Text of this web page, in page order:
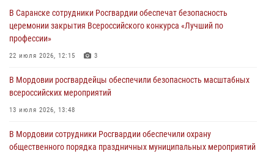
В Саранске по обращению жителей правоохранители отреагировали
незамедлительно
05 августа 2026, 15:04
подозреваемого в причинении телесных повреждений супруге
05 августа 2026, 12:34
проведения масштабного праздника в Темникове
05 августа 2026, 09:04 4
В Саранске сотрудники Росгвардии обеспечат безопасность
церемонии закрытия Всероссийского конкурса «Лучший по
профессии»
22 июля 2026, 12:15 3
В Мордовии росгвардейцы обеспечили безопасность масштабных
всероссийских мероприятий
13 июля 2026, 13:48
В Мордовии сотрудники Росгвардии обеспечили охрану
общественного порядка праздничных муниципальных мероприятий